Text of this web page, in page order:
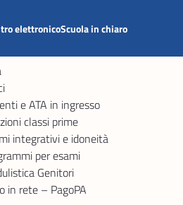
elettronicoScuola in chiaro
e ATA in ingresso
classi prime
integrativi e idoneità
per esami
Genitori
in rete – PagoPA